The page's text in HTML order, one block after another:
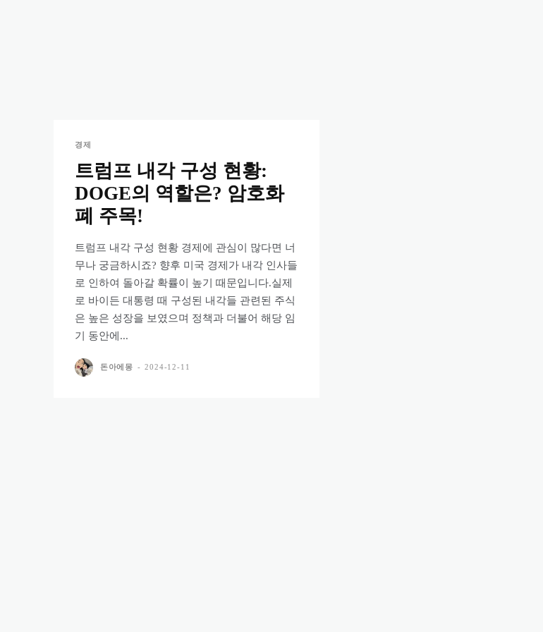
경제
트럼프 내각 구성 현황:
DOGE의 역할은? 암호화
폐 주목!
트럼프 내각 구성 현황 경제에 관심이 많다면 너
무나 궁금하시죠? 향후 미국 경제가 내각 인사들
로 인하여 돌아갈 확률이 높기 때문입니다.실제
로 바이든 대통령 때 구성된 내각들 관련된 주식
은 높은 성장을 보였으며 정책과 더불어 해당 임
기 동안에...
돈아에몽 - 2024-12-11